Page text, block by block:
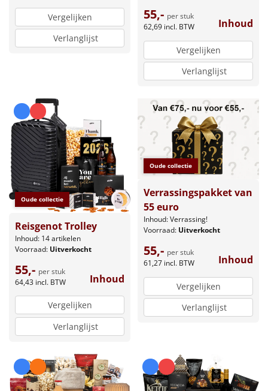
Vergelijken
Verlanglijst
55,- per stuk
62,69 incl. BTW Inhoud
Vergelijken
Verlanglijst
Oude collectie
Reisgenot Trolley
Inhoud: 14 artikelen
Voorraad: Uitverkocht
55,- per stuk
64,43 incl. BTW Inhoud
Vergelijken
Verlanglijst
Oude collectie
Verrassingspakket van
55 euro
Inhoud: Verrassing!
Voorraad: Uitverkocht
55,- per stuk
61,27 incl. BTW Inhoud
Vergelijken
Verlanglijst